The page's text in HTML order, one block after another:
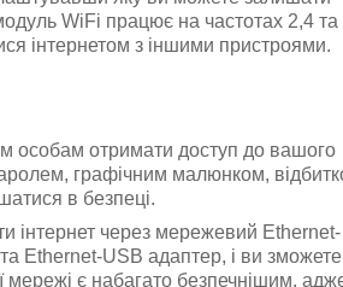
WiFi працює на частотах 2,4 та
інтернетом з іншими пристроями.
особам отримати доступ до вашого
графічним малюнком,
в безпеці.
інтернет через мережевий Ethernet-
Ethernet-USB адаптер, і ви зможете
мережі є набагато безпечнішим,